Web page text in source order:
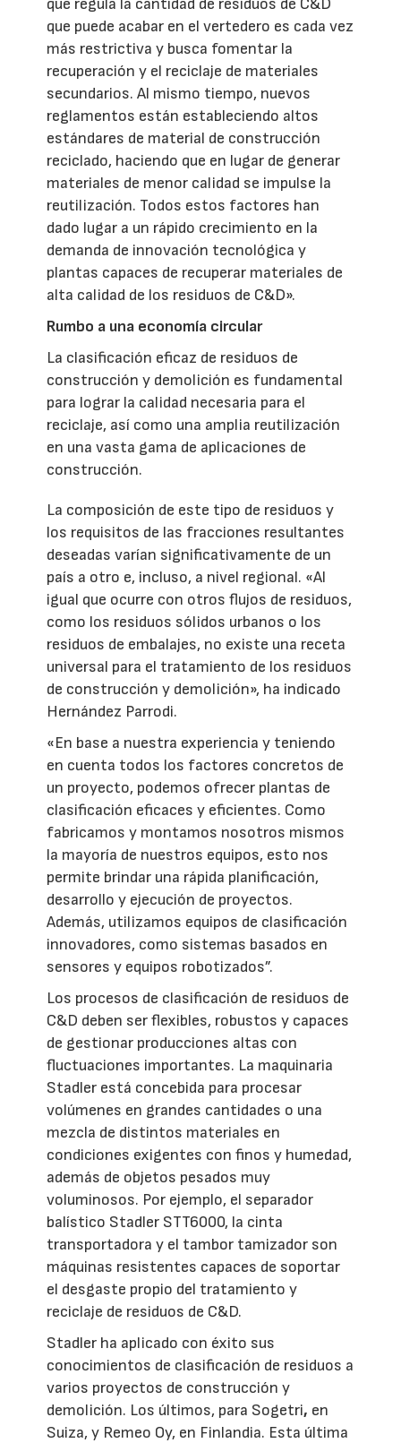
que regula la cantidad de residuos de C&D
que puede acabar en el vertedero es cada vez
más restrictiva y busca fomentar la
recuperación y el reciclaje de materiales
secundarios. Al mismo tiempo, nuevos
reglamentos están estableciendo altos
estándares de material de construcción
reciclado, haciendo que en lugar de generar
materiales de menor calidad se impulse la
reutilización. Todos estos factores han
dado lugar a un rápido crecimiento en la
demanda de innovación tecnológica y
plantas capaces de recuperar materiales de
alta calidad de los residuos de C&D».
Rumbo a una economía circular
La clasificación eficaz de residuos de
construcción y demolición es fundamental
para lograr la calidad necesaria para el
reciclaje, así como una amplia reutilización
en una vasta gama de aplicaciones de
construcción.
La composición de este tipo de residuos y
los requisitos de las fracciones resultantes
deseadas varían significativamente de un
país a otro e, incluso, a nivel regional. «Al
igual que ocurre con otros flujos de residuos,
como los residuos sólidos urbanos o los
residuos de embalajes, no existe una receta
universal para el tratamiento de los residuos
de construcción y demolición», ha indicado
Hernández Parrodi.
«En base a nuestra experiencia y teniendo
en cuenta todos los factores concretos de
un proyecto, podemos ofrecer plantas de
clasificación eficaces y eficientes. Como
fabricamos y montamos nosotros mismos
la mayoría de nuestros equipos, esto nos
permite brindar una rápida planificación,
desarrollo y ejecución de proyectos.
Además, utilizamos equipos de clasificación
innovadores, como sistemas basados en
sensores y equipos robotizados”.
Los procesos de clasificación de residuos de
C&D deben ser flexibles, robustos y capaces
de gestionar producciones altas con
fluctuaciones importantes. La maquinaria
Stadler está concebida para procesar
volúmenes en grandes cantidades o una
mezcla de distintos materiales en
condiciones exigentes con finos y humedad,
además de objetos pesados muy
voluminosos. Por ejemplo, el separador
balístico Stadler STT6000, la cinta
transportadora y el tambor tamizador son
máquinas resistentes capaces de soportar
el desgaste propio del tratamiento y
reciclaje de residuos de C&D.
Stadler ha aplicado con éxito sus
conocimientos de clasificación de residuos a
varios proyectos de construcción y
demolición. Los últimos, para Sogetri, en
Suiza, y Remeo Oy, en Finlandia. Esta última